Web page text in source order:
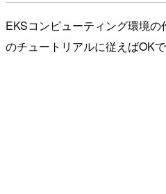
EKSコンピューティング環境
のチュートリアルに従えばOKで